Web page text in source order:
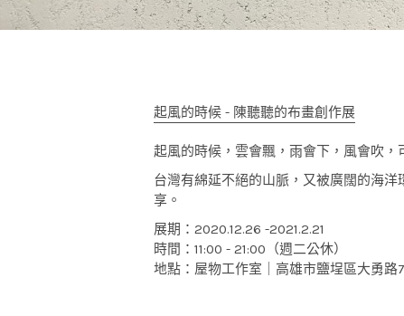
起風的時候 - 陳聽聽的布畫創作展
起風的時候，雲會飄，雨會下，風會吹
台灣有綿延不絕的山脈，又被廣闊的海
享。
展期：2020.12.26 -2021.2.21
時間：11:00 - 21:00（週二公休）
地點：屋物工作室｜高雄市鹽埕區大勇路